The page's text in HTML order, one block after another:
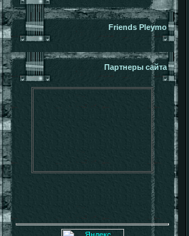
Friends Pleymo
Партнеры сайта